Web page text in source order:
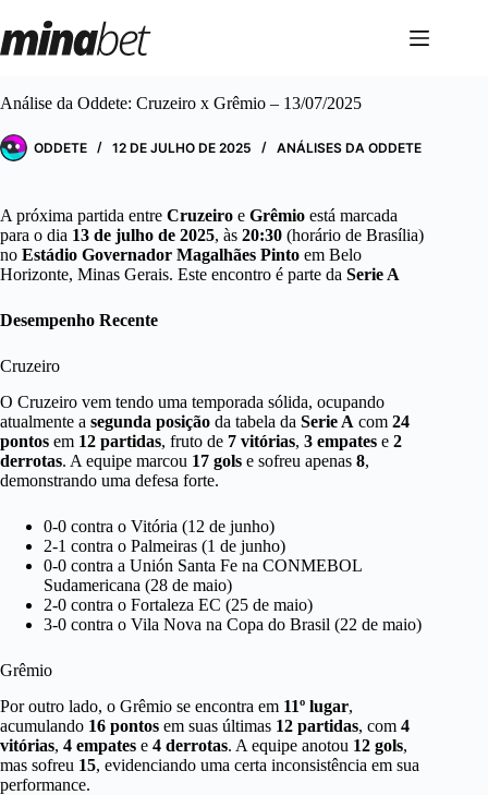
para
o
Análise da Oddete: Cruzeiro x Grêmio – 13/07/2025
ODDETE 12 DE JULHO DE 2025 ANÁLISES DA ODDETE
A próxima partida entre Cruzeiro e Grêmio está marcada
para o dia 13 de julho de 2025, às 20:30 (horário de Brasília)
no Estádio Governador Magalhães Pinto em Belo
Horizonte, Minas Gerais. Este encontro é parte da Serie A
Desempenho Recente
Cruzeiro
O Cruzeiro vem tendo uma temporada sólida, ocupando
atualmente a segunda posição da tabela da Serie A com 24
pontos em 12 partidas, fruto de 7 vitórias, 3 empates e 2
derrotas. A equipe marcou 17 gols e sofreu apenas 8,
demonstrando uma defesa forte.
0-0 contra o Vitória (12 de junho)
2-1 contra o Palmeiras (1 de junho)
0-0 contra a Unión Santa Fe na CONMEBOL
Sudamericana (28 de maio)
2-0 contra o Fortaleza EC (25 de maio)
3-0 contra o Vila Nova na Copa do Brasil (22 de maio)
Grêmio
Por outro lado, o Grêmio se encontra em 11º lugar,
acumulando 16 pontos em suas últimas 12 partidas, com 4
vitórias, 4 empates e 4 derrotas. A equipe anotou 12 gols,
mas sofreu 15, evidenciando uma certa inconsistência em sua
performance.